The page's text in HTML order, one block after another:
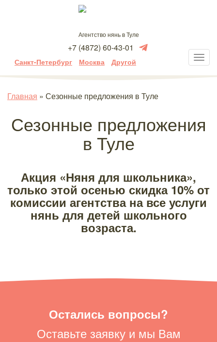
Агентство нянь в Туле
+7 (4872) 60-43-01
Санкт-Петербург Москва Другой
Главная » Сезонные предложения в Туле
Сезонные предложения
в Туле
Акция «Няня для школьника»,
только этой осенью скидка 10% от
комиссии агентства на все услуги
нянь для детей школьного
возраста.
Остались вопросы?
Оставьте заявку и мы Вам